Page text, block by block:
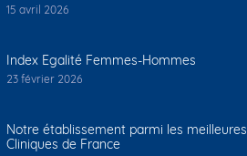
15 avril 2026
Index Egalité Femmes-Hommes
23 février 2026
Notre établissement parmi les meilleures
Cliniques de France